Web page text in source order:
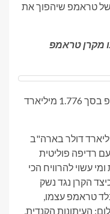
של טראמפ שיהפוך את
מקרן טראמפ
הקרן החדשה למניעת נשק של טראמפ בסך 1.776 מיליארד
הקים קרן של כ-1.8 מיליארד דולר בארה"ב
רדיפה פוליטית
עשוי להרוויח הכי
הקרן נגד נשק
טראמפ עצמו,
העיתונות הקנדית,